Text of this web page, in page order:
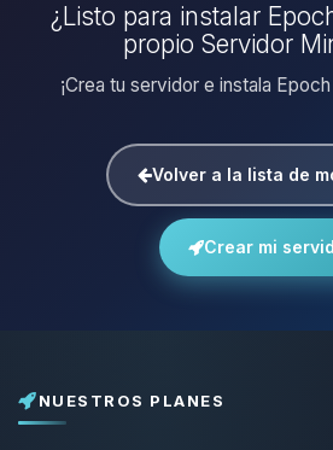
¿Listo para instalar
propio Servidor
¡Crea tu servidor e instala
Volver a la lista de
Crear mi
NUESTROS PLANES